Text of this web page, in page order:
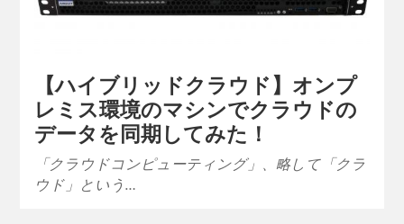
【ハイブリッドクラウド】オンプ
レミス環境のマシンでクラウドの
データを同期してみた！
「クラウドコンピューティング」、略して「クラ
ウド」という…